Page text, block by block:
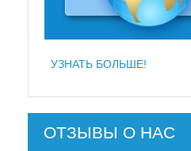
УЗНАТЬ БОЛЬШЕ!
ОТЗЫВЫ О НАС